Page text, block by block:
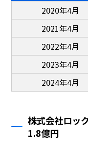
2020年4月
2021年4月
2022年4月
2023年4月
2024年4月
株式会社ロッ
1.8億円